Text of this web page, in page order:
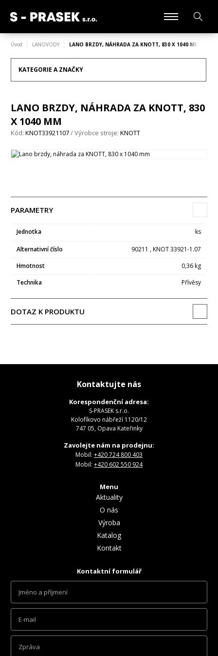
Úvod LANOVODY LANO BRZDY, NÁHRADA ZA KNOTT, 830 X 1040 MM
KATEGORIE A ZNAČKY
LANO BRZDY, NÁHRADA ZA KNOTT, 830
X 1040 MM
Kód:KNOT33921107/ Výrobce stroje:KNOTT
PARAMETRY
Jednotka ks
Alternativní číslo
90211 , KNOT 33921-1.07
Hmotnost
0,36 kg
Technika
Přívěsy
DOTAZ K PRODUKTU
Kontaktujte nás
Korespondenční adresa:
S-PRASEK s.r.o.
Kolofíkovo nábřeží 1120/12
747 05, Opava Kateřinky
Zavolejte nám na prodejnu:
Mobil: +420 724 800 403
Mobil: +420 602 550 924
Menu
Aktuality
O nás
Výroba
Katalog
Kontakt
Kontaktní formulář